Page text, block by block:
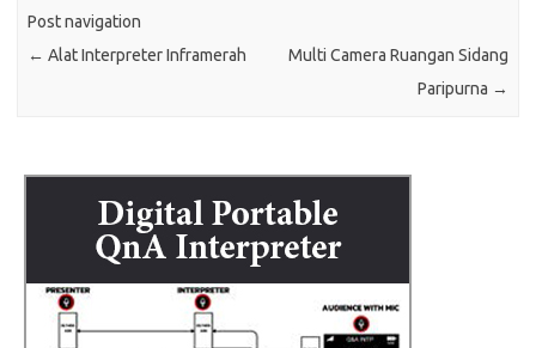
Post navigation
← Alat Interpreter Inframerah
Multi Camera Ruangan Sidang
Paripurna →